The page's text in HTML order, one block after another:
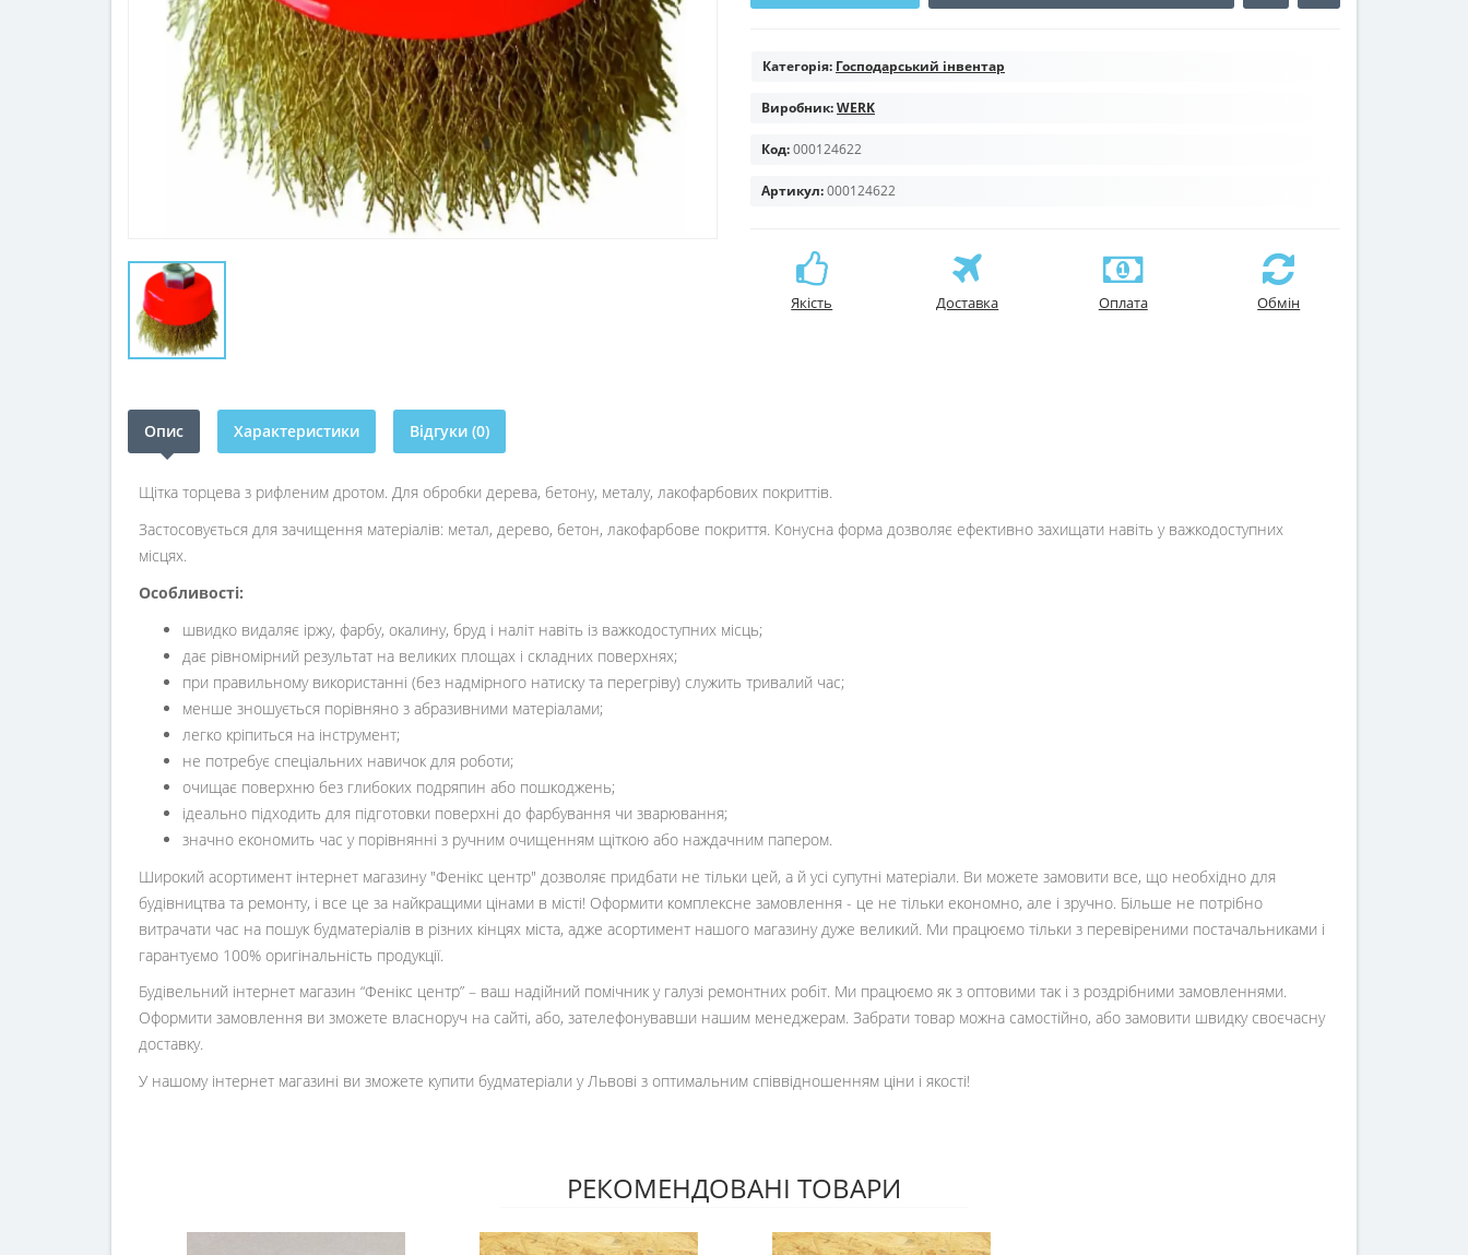
Категорія: Господарський інвентар
Виробник:WERK
Код:000124622
Артикул:000124622
Якість Доставка Оплата Обмін
Опис Характеристики Відгуки (0)
Щітка торцева з рифленим дротом. Для обробки дерева, бетону, металу, лакофарбових покриттів.
Застосовується для зачищення матеріалів: метал, дерево, бетон, лакофарбове покриття. Конусна форма дозволяє ефективно захищати навіть у важкодоступних
місцях.
Особливості:
швидко видаляє іржу, фарбу, окалину, бруд і наліт навіть із важкодоступних місць;
дає рівномірний результат на великих площах і складних поверхнях;
при правильному використанні (без надмірного натиску та перегріву) служить тривалий час;
менше зношується порівняно з абразивними матеріалами;
легко кріпиться на інструмент;
не потребує спеціальних навичок для роботи;
очищає поверхню без глибоких подряпин або пошкоджень;
ідеально підходить для підготовки поверхні до фарбування чи зварювання;
значно економить час у порівнянні з ручним очищенням щіткою або наждачним папером.
Широкий асортимент інтернет магазину "Фенікс центр" дозволяє придбати не тільки цей, а й усі супутні матеріали. Ви можете замовити все, що необхідно для
будівництва та ремонту, і все це за найкращими цінами в місті! Оформити комплексне замовлення - це не тільки економно, але і зручно. Більше не потрібно
витрачати час на пошук будматеріалів в різних кінцях міста, адже асортимент нашого магазину дуже великий. Ми працюємо тільки з перевіреними постачальниками і
гарантуємо 100% оригінальність продукції.
Будівельний інтернет магазин “Фенікс центр” – ваш надійний помічник у галузі ремонтних робіт. Ми працюємо як з оптовими так і з роздрібними замовленнями.
Оформити замовлення ви зможете власноруч на сайті, або, зателефонувавши нашим менеджерам. Забрати товар можна самостійно, або замовити швидку своєчасну
доставку.
У нашому інтернет магазині ви зможете купити будматеріали у Львові з оптимальним співвідношенням ціни і якості!
РЕКОМЕНДОВАНІ ТОВАРИ